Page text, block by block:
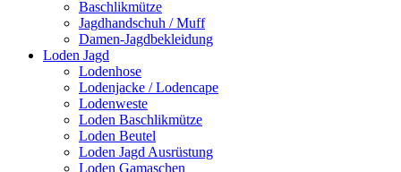
Baschlikmütze
Jagdhandschuh / Muff
Damen-Jagdbekleidung
Loden Jagd
Lodenhose
Lodenjacke / Lodencape
Lodenweste
Loden Baschlikmütze
Loden Beutel
Loden Jagd Ausrüstung
Loden Gamaschen